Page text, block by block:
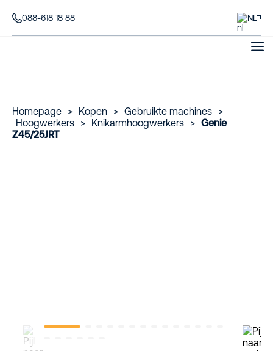
088-618 18 88 NL
Homepage > Kopen > Gebruikte machines
>
Hoogwerkers
> Knikarmhoogwerkers > Genie
Z45/25JRT